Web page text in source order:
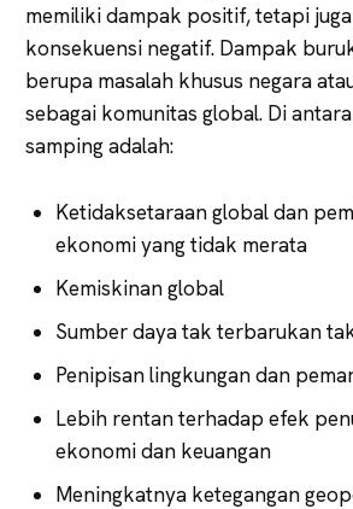
memiliki dampak positif, tetapi
konsekuensi negatif. Dampak
berupa masalah khusus negara
sebagai komunitas global. Di
samping adalah:
Ketidaksetaraan global dan
ekonomi yang tidak merata
Kemiskinan global
Sumber daya tak terbarukan
Penipisan lingkungan dan
Lebih rentan terhadap efek
ekonomi dan keuangan
Meningkatnya ketegangan